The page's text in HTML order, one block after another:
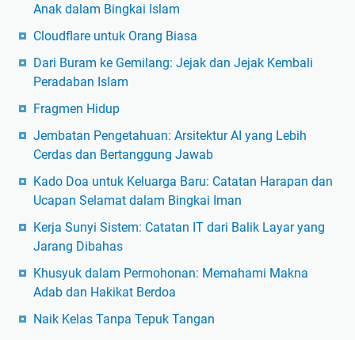
Anak dalam Bingkai Islam
Cloudflare untuk Orang Biasa
Dari Buram ke Gemilang: Jejak dan Jejak Kembali
Peradaban Islam
Fragmen Hidup
Jembatan Pengetahuan: Arsitektur AI yang Lebih
Cerdas dan Bertanggung Jawab
Kado Doa untuk Keluarga Baru: Catatan Harapan dan
Ucapan Selamat dalam Bingkai Iman
Kerja Sunyi Sistem: Catatan IT dari Balik Layar yang
Jarang Dibahas
Khusyuk dalam Permohonan: Memahami Makna
Adab dan Hakikat Berdoa
Naik Kelas Tanpa Tepuk Tangan